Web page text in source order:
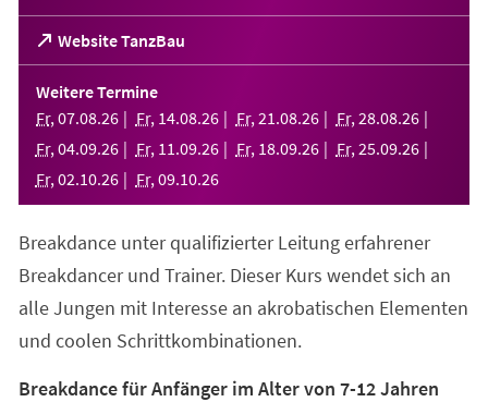
Website TanzBau
(Öffnet
in
einem
neuen
Tab)
Weitere Termine
Fr, 07.08.26 Fr, 14.08.26 Fr, 21 .08.26 Fr, 28.08.26
Fr, 04.09.26 Fr, 11 .09.26 Fr, 18.09.26 Fr, 25.09.26
Fr, 02.10.26 Fr, 09.10.26
Breakdance unter qualifizierter Leitung erfahrener
Breakdancer und Trainer. Dieser Kurs wendet sich an
alle Jungen mit Interesse an akrobatischen Elementen
und coolen Schrittkombinationen.
Breakdance für Anfänger im Alter von 7-12 Jahren